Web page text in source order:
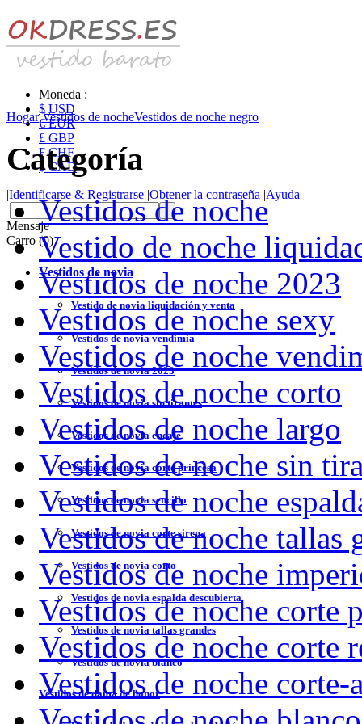
Moneda :
$ USD
€ EUR
£ GBP
₣ CHF
$ CAD
|Identificarse & Registrarse |Obtener la contraseña |Ayuda
Mensaje
Carro (0)
Vestidos de novia
Vestido de novia liquidación y venta
Vestidos de novia vendimia
Vestidos de novia 2023
Vestidos de novia sin tirantes
Vestidos de novia encaje
Vestidos de novia corte princesa
Vestidos de novia sencillo
Vestidos de novia corte sirena
Vestidos de novia corto
Vestidos de novia espalda descubierta
Vestidos de novia tallas grandes
Vestidos de novia blanco
Vestidos de dama de honor
Hogar Vestidos de nocheVestidos de noche negro
Categoría
Vestidos de noche
Vestido de noche
Vestidos de noche 2023
Vestidos de noche sexy
Vestidos de noche
Vestidos de noche corto
Vestidos de noche largo
Vestidos de noche sin
Vestidos de noche
Vestidos de noche tallas
Vestidos de noche
Vestidos de noche corte
Vestidos de noche corte
Vestidos de noche corte-